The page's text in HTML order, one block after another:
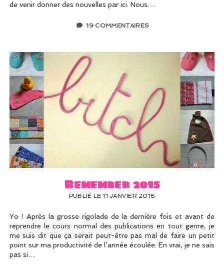
de venir donner des nouvelles par ici. Nous…
19 COMMENTAIRES
Remember 2015
PUBLIÉ LE 11 JANVIER 2016
Yo ! Après la grosse rigolade de la dernière fois et avant de
reprendre le cours normal des publications en tout genre, je
me suis dit que ça serait peut-être pas mal de faire un petit
point sur ma productivité de l’année écoulée. En vrai, je ne sais
pas si…